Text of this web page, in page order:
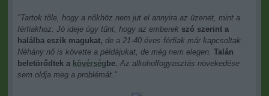
"Tartok tőle, hogy a nőkhöz nem jut el annyira az üzenet, mint a
férfiakhoz. Jó ideje úgy tűnt, hogy az emberekszó szerint a
halálba eszik magukat, de a 21-40 éves férfiak már kapcsoltak.
Néhány nő is követte a példájukat, de még nem elegen. Talán
beletörődtek a kövérségbe. Az alkoholfogyasztás növekedése
sem oldja meg a problémát."